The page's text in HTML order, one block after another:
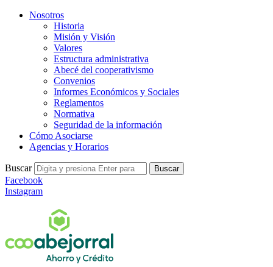
Nosotros
Historia
Misión y Visión
Valores
Estructura administrativa
Abecé del cooperativismo
Convenios
Informes Económicos y Sociales
Reglamentos
Normativa
Seguridad de la información
Cómo Asociarse
Agencias y Horarios
Buscar Buscar
Facebook
Instagram